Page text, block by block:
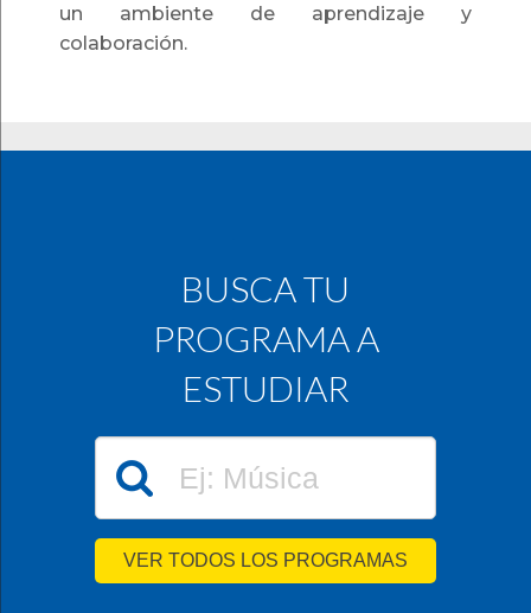
un ambiente de aprendizaje y
colaboración.
BUSCA TU
PROGRAMA A
ESTUDIAR
VER TODOS LOS PROGRAMAS